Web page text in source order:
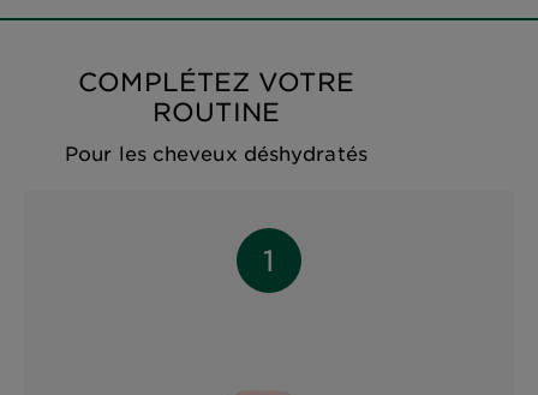
COMPLÉTEZ VOTRE
ROUTINE
Pour les cheveux déshydratés